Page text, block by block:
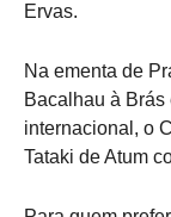
Ervas.
Na ementa de
Bacalhau à Brás
internacional, o
Tataki de Atum